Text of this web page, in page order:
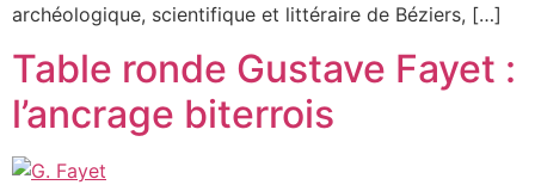
archéologique, scientifique et littéraire de Béziers, […]
Table ronde Gustave Fayet :
l’ancrage biterrois